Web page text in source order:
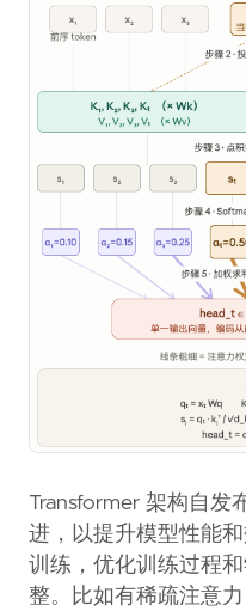
Transformer 架构自发
进，以提升模型性能
训练，优化训练过程
整。比如有稀疏注意